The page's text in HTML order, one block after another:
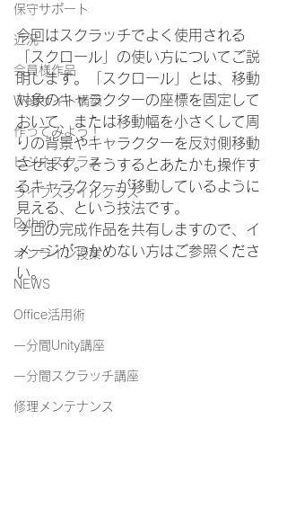
保守サポート
近況
会員様作品
Webサイト構築
作ってみよう！
ビジネスクラス
ライフスタイルクラス
Python
オンライン授業
NEWS
Office活用術
一分間Unity講座
一分間スクラッチ講座
修理メンテナンス
今回はスクラッチでよく使用される
「スクロール」の使い方についてご説
明します。「スクロール」とは、移動
対象のキャラクターの座標を固定して
おいて、または移動幅を小さくして周
りの背景やキャラクターを反対側移動
させます。そうするとあたかも操作す
るキャラクターが移動しているように
見える、という技法です。
今回の完成作品を共有しますので、イ
メージがつかめない方はご参照くださ
い。